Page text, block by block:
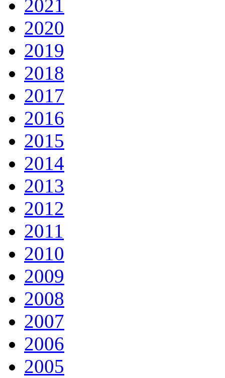
2021
2020
2019
2018
2017
2016
2015
2014
2013
2012
2011
2010
2009
2008
2007
2006
2005